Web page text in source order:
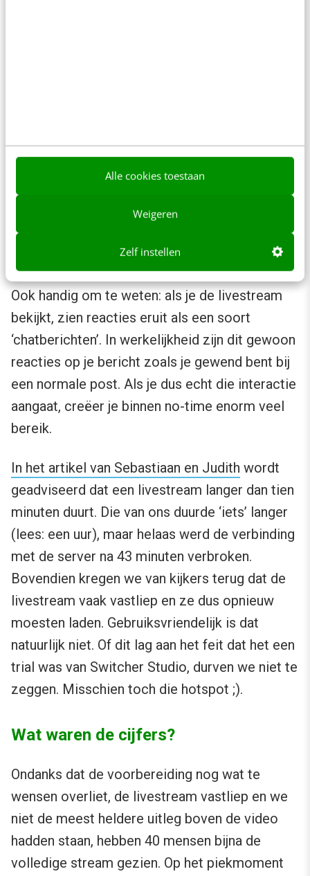
Alle cookies toestaan
Weigeren
Zelf instellen
LinkedIn, niet via een externe tool als Switcher
Studio. Zorg er dus voor dat je met z’n tweeën
de panelen bedient met twee verschillende
telefoons. Zo kan de een de daadwerkelijke
livestream beheren en de ander reageren op
Ook handig om te weten: als je de livestream
bekijkt, zien reacties eruit als een soort
‘chatberichten’. In werkelijkheid zijn dit gewoon
reacties op je bericht zoals je gewend bent bij
een normale post. Als je dus echt die interactie
aangaat, creëer je binnen no-time enorm veel
bereik.
In het artikel van Sebastiaan en Judith wordt
geadviseerd dat een livestream langer dan tien
minuten duurt. Die van ons duurde ‘iets’ langer
(lees: een uur), maar helaas werd de verbinding
met de server na 43 minuten verbroken.
Bovendien kregen we van kijkers terug dat de
livestream vaak vastliep en ze dus opnieuw
moesten laden. Gebruiksvriendelijk is dat
natuurlijk niet. Of dit lag aan het feit dat het een
trial was van Switcher Studio, durven we niet te
zeggen. Misschien toch die hotspot ;).
Wat waren de cijfers?
Ondanks dat de voorbereiding nog wat te
wensen overliet, de livestream vastliep en we
niet de meest heldere uitleg boven de video
hadden staan, hebben 40 mensen bijna de
volledige stream gezien. Op het piekmoment